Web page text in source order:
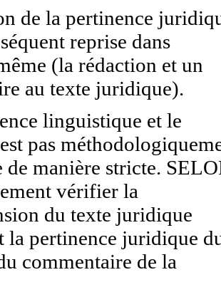
de la pertinence
reprise dans
(la rédaction et un
au texte juridique).
linguistique et le
pas
de manière stricte.
vérifier la
du texte juridique
la pertinence juridique
commentaire de la